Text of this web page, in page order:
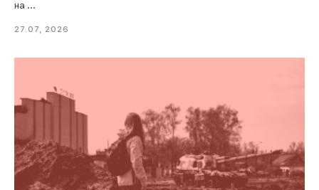
на ...
27.07, 2026